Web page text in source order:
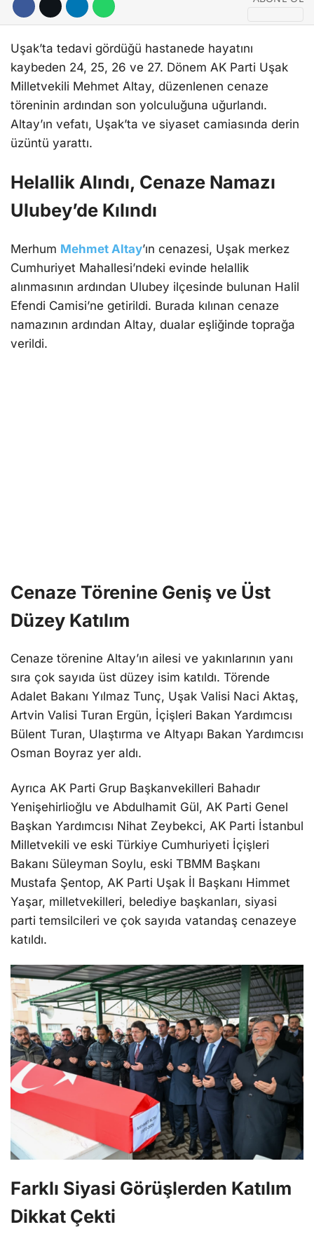
Uşak’ta tedavi gördüğü hastanede hayatını
kaybeden 24, 25, 26 ve 27. Dönem AK Parti Uşak
Milletvekili Mehmet Altay, düzenlenen cenaze
töreninin ardından son yolculuğuna uğurlandı.
Altay’ın vefatı, Uşak’ta ve siyaset camiasında derin
üzüntü yarattı.
Helallik Alındı, Cenaze Namazı
Ulubey’de Kılındı
Merhum Mehmet Altay’ın cenazesi, Uşak merkez
Cumhuriyet Mahallesi’ndeki evinde helallik
alınmasının ardından Ulubey ilçesinde bulunan Halil
Efendi Camisi’ne getirildi. Burada kılınan cenaze
namazının ardından Altay, dualar eşliğinde toprağa
verildi.
Cenaze Törenine Geniş ve Üst
Düzey Katılım
Cenaze törenine Altay’ın ailesi ve yakınlarının yanı
sıra çok sayıda üst düzey isim katıldı. Törende
Adalet Bakanı Yılmaz Tunç, Uşak Valisi Naci Aktaş,
Artvin Valisi Turan Ergün, İçişleri Bakan Yardımcısı
Bülent Turan, Ulaştırma ve Altyapı Bakan Yardımcısı
Osman Boyraz yer aldı.
Ayrıca AK Parti Grup Başkanvekilleri Bahadır
Yenişehirlioğlu ve Abdulhamit Gül, AK Parti Genel
Başkan Yardımcısı Nihat Zeybekci, AK Parti İstanbul
Milletvekili ve eski Türkiye Cumhuriyeti İçişleri
Bakanı Süleyman Soylu, eski TBMM Başkanı
Mustafa Şentop, AK Parti Uşak İl Başkanı Himmet
Yaşar, milletvekilleri, belediye başkanları, siyasi
parti temsilcileri ve çok sayıda vatandaş cenazeye
katıldı.
Farklı Siyasi Görüşlerden Katılım
Dikkat Çekti